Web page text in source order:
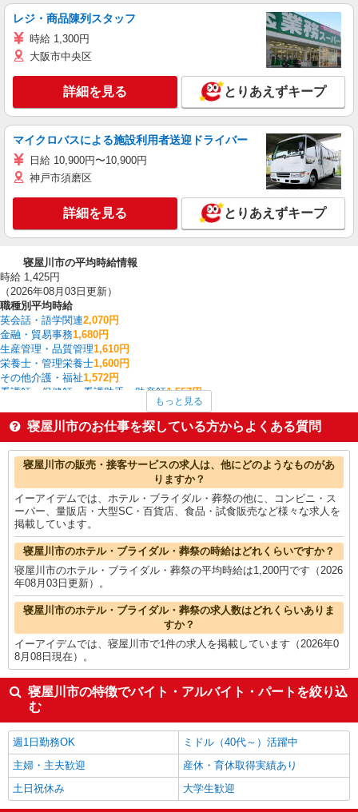
レジ・商品陳列スタッフ
時給 1,300円
大阪市中央区
詳細を見る とりあえずキープ
マイクロバスによる施設利用者送迎ドライバー
日給 10,900円〜10,900円
神戸市須磨区
詳細を見る とりあえずキープ
寝屋川市の平均時給情報
時給 1,425円
（2026年08月03日更新）
職種別平均時給
英会話・語学関連2,070円
金融・貿易事務1,680円
生産管理・品質管理1,610円
栄養士・管理栄養士1,600円
その他介護・福祉1,572円
看護師・保健師・看護助手・助産師1,557円
中型（2t・4t）ドライバー1,533円
一般・営業事務1,487円
介護職・ヘルパー1,486円
寝屋川市の他の職種の平均時給を見る
もっと見る
寝屋川市のお仕事を探している方からよくある質問
寝屋川市の販売・接客サービスの求人は、他にどのようなものがあ
りますか？
イーアイデムでは、ホテル・ブライダル・葬祭の他に、コンビニ・ス
ーパー、量販店・大型SC・百貨店、食品・試食販売など様々な求人を
掲載しています。
寝屋川市のホテル・ブライダル・葬祭の時給はどれくらいですか？
寝屋川市のホテル・ブライダル・葬祭の平均時給は1,200円です（2026
年08月03日更新）。
寝屋川市のホテル・ブライダル・葬祭の求人数はどれくらいありま
すか？
イーアイデムでは、寝屋川市で1件の求人を掲載しています（2026年0
8月08日現在）。
寝屋川市の特徴でバイト・アルバイト・パートを絞り込
む
週1日勤務OK
ミドル（40代～）活躍中
主婦・主夫歓迎
産休・育休取得実績あり
土日祝休み
大学生歓迎